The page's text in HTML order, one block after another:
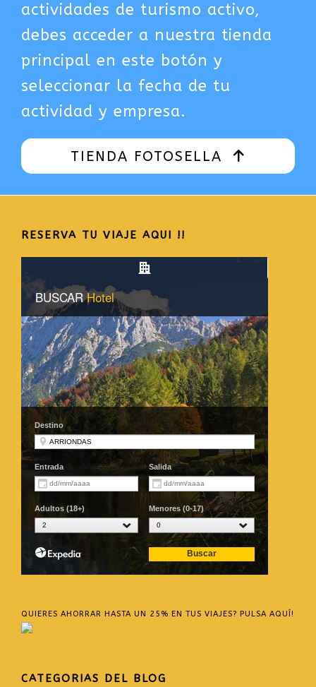
actividades de turismo activo,
debes acceder a nuestra tienda
principal en este botón y
seleccionar la fecha de tu
actividad y empresa.
TIENDA FOTOSELLA
RESERVA TU VIAJE AQUI !!
QUIERES AHORRAR HASTA UN 25% EN TUS VIAJES? PULSA AQUÍ!
CATEGORIAS DEL BLOG